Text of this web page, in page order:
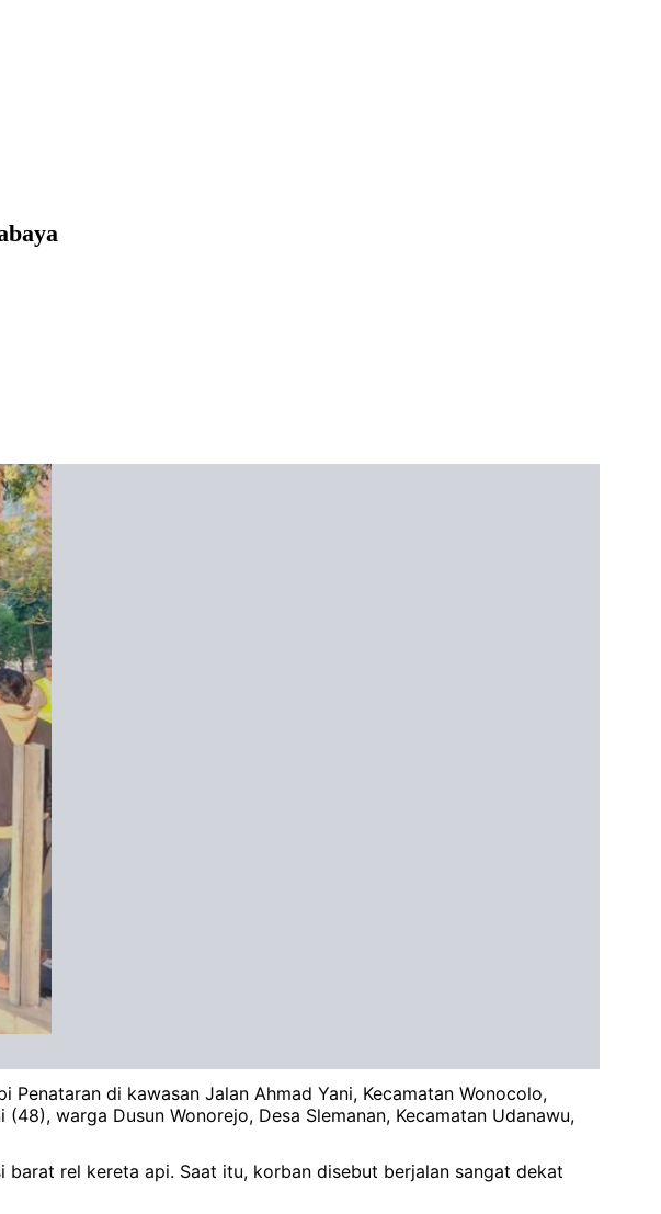
di kawasan Jalan Ahmad Yani, Kecamatan Wonocolo,
warga Dusun Wonorejo, Desa Slemanan, Kecamatan Udanawu,
rel kereta api. Saat itu, korban disebut berjalan sangat dekat